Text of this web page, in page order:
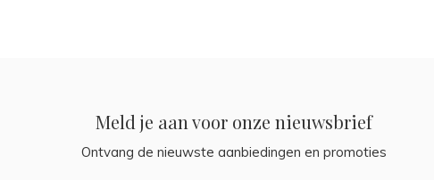
Meld je aan voor onze nieuwsbrief
Ontvang de nieuwste aanbiedingen en promoties